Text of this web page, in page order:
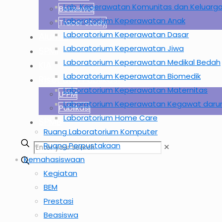
Beasiswa
Tracer Study
Alumni
SPMI
Riset dan Publikasi
LPPM
Publikasi
SPMB
✕
Lab. Keperawatan Komunitas dan Keluarga
Laboratorium Keperawatan Anak
Laboratorium Keperawatan Dasar
Laboratorium Keperawatan Jiwa
Laboratorium Keperawatan Medikal Bedah
Laboratorium Keperawatan Biomedik
Laboratorium Keperawatan Maternitas
Laboratorium Keperawatan Kegawat
Laboratorium Home Care
Ruang Laboratorium Komputer
Ruang Perpustakaan
Kemahasiswaan
Kegiatan
BEM
Prestasi
Beasiswa